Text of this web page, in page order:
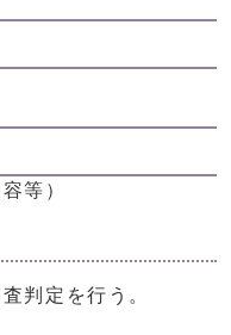
等）
判定を行う。